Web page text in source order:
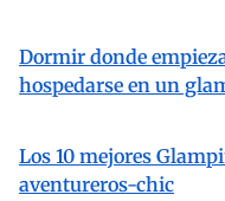
Dormir donde
hospedarse en un
Los 10 mejores
aventureros-chic